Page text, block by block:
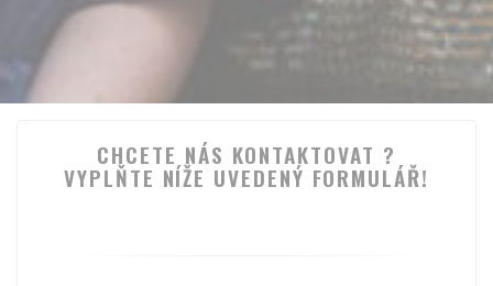
CHCETE NÁS KONTAKTOVAT ?
VYPLŇTE NÍŽE UVEDENÝ FORMULÁŘ!